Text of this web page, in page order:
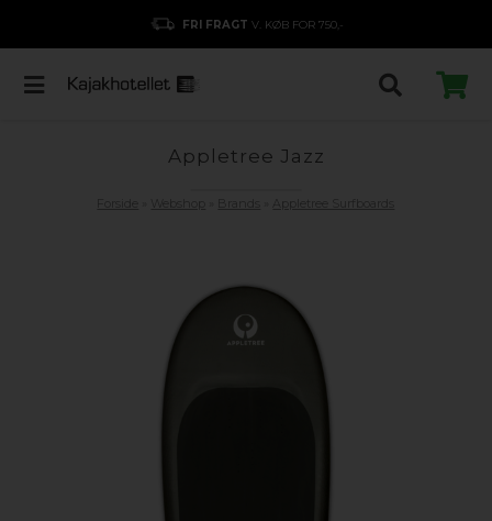
FRI FRAGT V. KØB FOR 750,-
Appletree Jazz